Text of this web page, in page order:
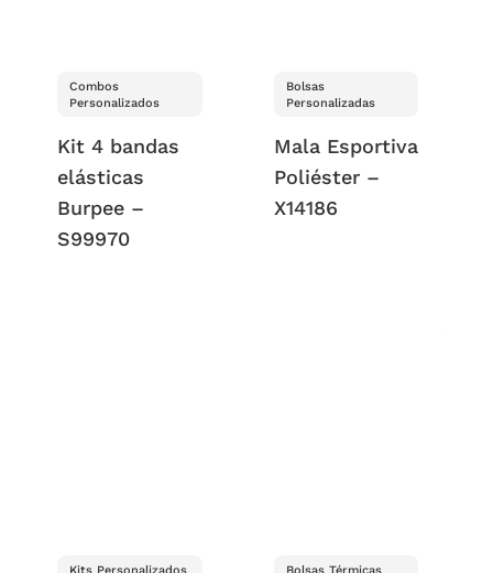
Combos
Personalizados
Kit 4 bandas
elásticas
Burpee –
S99970
Bolsas
Personalizadas
Mala Esportiva
Poliéster –
X14186
Kits Personalizados
Bolsas Térmicas